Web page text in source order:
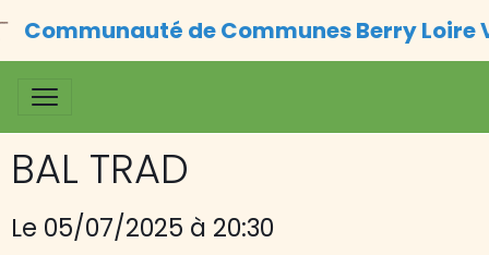
Communauté de Communes Berry Loire
BAL TRAD
Le 05/07/2025 à 20:30